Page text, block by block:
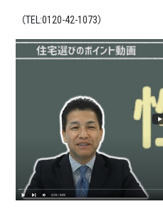
（TEL:0120-42-1073）